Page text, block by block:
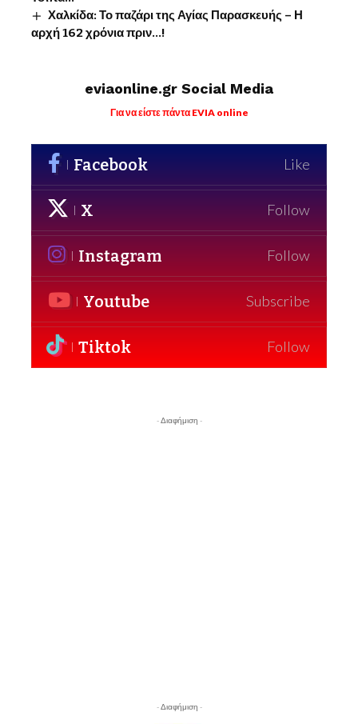
Χαλκίδα: Το παζάρι της Αγίας Παρασκευής – Η
αρχή 162 χρόνια πριν…!
eviaonline.gr Social Media
Για να είστε πάντα EVIA online
Facebook Like
X Follow
Instagram Follow
Youtube Subscribe
Tiktok Follow
- Διαφήμιση -
- Διαφήμιση -